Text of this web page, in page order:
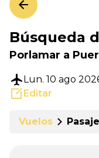
Búsqueda
Porlamar a
Lun. 10 ago
Editar
Vuelos